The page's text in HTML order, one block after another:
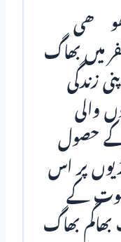
ھو ھی
میں بھاگ
زندگی
والی
کے حصول
پر اس
موت کے
بھاگم بھاگ